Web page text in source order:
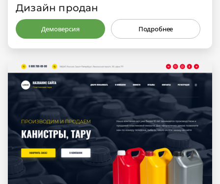
Дизайн продан
Демоверсия Подробнее